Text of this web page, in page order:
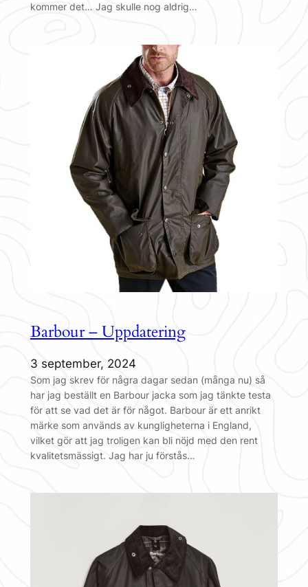
kommer det… Jag skulle nog aldrig…
Barbour – Uppdatering
3 september, 2024
Som jag skrev för några dagar sedan (många nu) så
har jag beställt en Barbour jacka som jag tänkte testa
för att se vad det är för något. Barbour är ett anrikt
märke som används av kungligheterna i England,
vilket gör att jag troligen kan bli nöjd med den rent
kvalitetsmässigt. Jag har ju förstås…